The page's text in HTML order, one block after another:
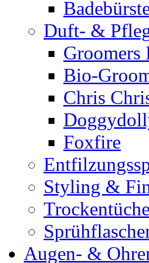
Duft- &
Groomers
Bio-
Chris
Foxfire
Styling &
Augen- &